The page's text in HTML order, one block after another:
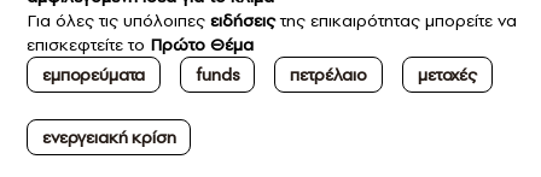
Για όλες τις υπόλοιπες ειδήσειςτης επικαιρότητας μπορείτε να
επισκεφτείτε το Πρώτο Θέμα
εμπορεύματα
funds πετρέλαιο μετοχές
ενεργειακή κρίση